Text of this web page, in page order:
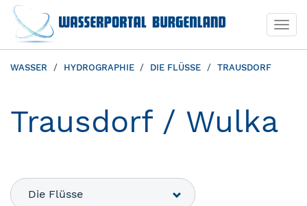
WASSER HYDROGRAPHIE DIE FLÜSSE TRAUSDORF
Trausdorf / Wulka
Die Flüsse